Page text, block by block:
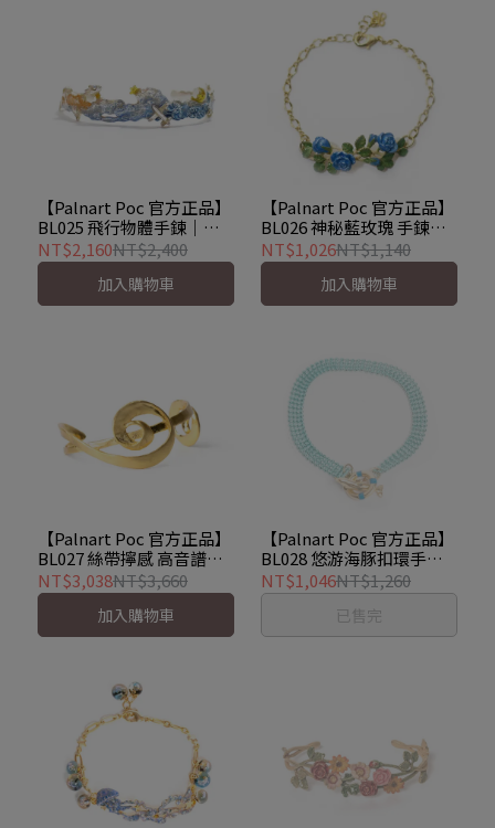
【Palnart Poc 官方正品】
BL025 飛行物體手鍊｜日
本製 職人手工著色 漸層天
空 Flying Object
NT$2,160NT$2,400
加入購物車
【Palnart Poc 官方正品】
BL026 神秘藍玫瑰 手鍊
Blue Rose
NT$1,026NT$1,140
加入購物車
【Palnart Poc 官方正品】
BL027 絲帶擰感 高音譜號
G譜號 手環手飾手鍊
NT$3,038NT$3,660
加入購物車
【Palnart Poc 官方正品】
BL028 悠游海豚扣環手鏈
｜日本製 手工 躍躍海豚
Seaside
NT$1,046NT$1,260
已售完